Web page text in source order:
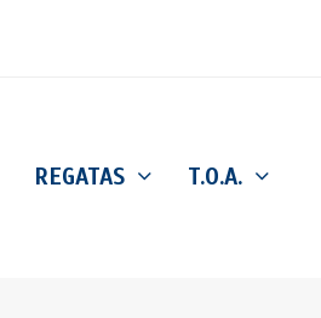
REGATAS T.O.A.